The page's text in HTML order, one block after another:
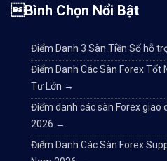
Bình Chọn Nổi Bật
Điểm Danh 3 Sàn Tiền Số hỗ
Điểm Danh Các Sàn Forex Tốt
Tư Lớn →
Điểm danh các sàn Forex giao
2026 →
Điểm Danh Các Sàn Forex